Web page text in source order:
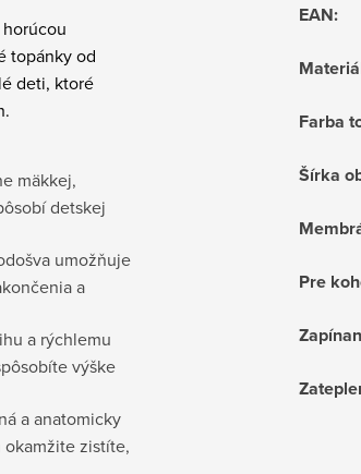
topánky od
deti, ktoré
mäkkej,
detskej
umožňuje
a
a rýchlemu
výške
a anatomicky
okamžite zistíte,
EAN:
Farba
Šírka
Pre